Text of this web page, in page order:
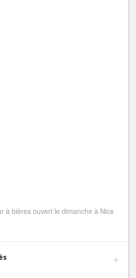
à bières ouvert le dimanche à Nice